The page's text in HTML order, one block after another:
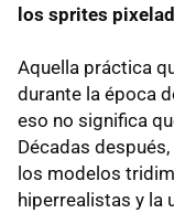
los sprites
Aquella práctica
durante la época
eso no significa
Décadas
los modelos
hiperrealistas y la